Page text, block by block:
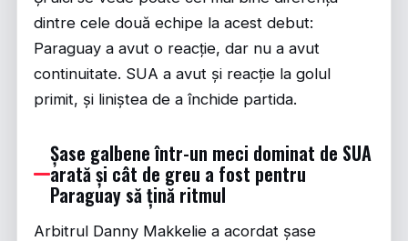
dintre cele două echipe la acest debut:
Paraguay a avut o reacție, dar nu a avut
continuitate. SUA a avut și reacție la golul
primit, și liniștea de a închide partida.
Șase galbene într-un meci dominat de SUA
arată și cât de greu a fost pentru
Paraguay să țină ritmul
Arbitrul Danny Makkelie a acordat șase